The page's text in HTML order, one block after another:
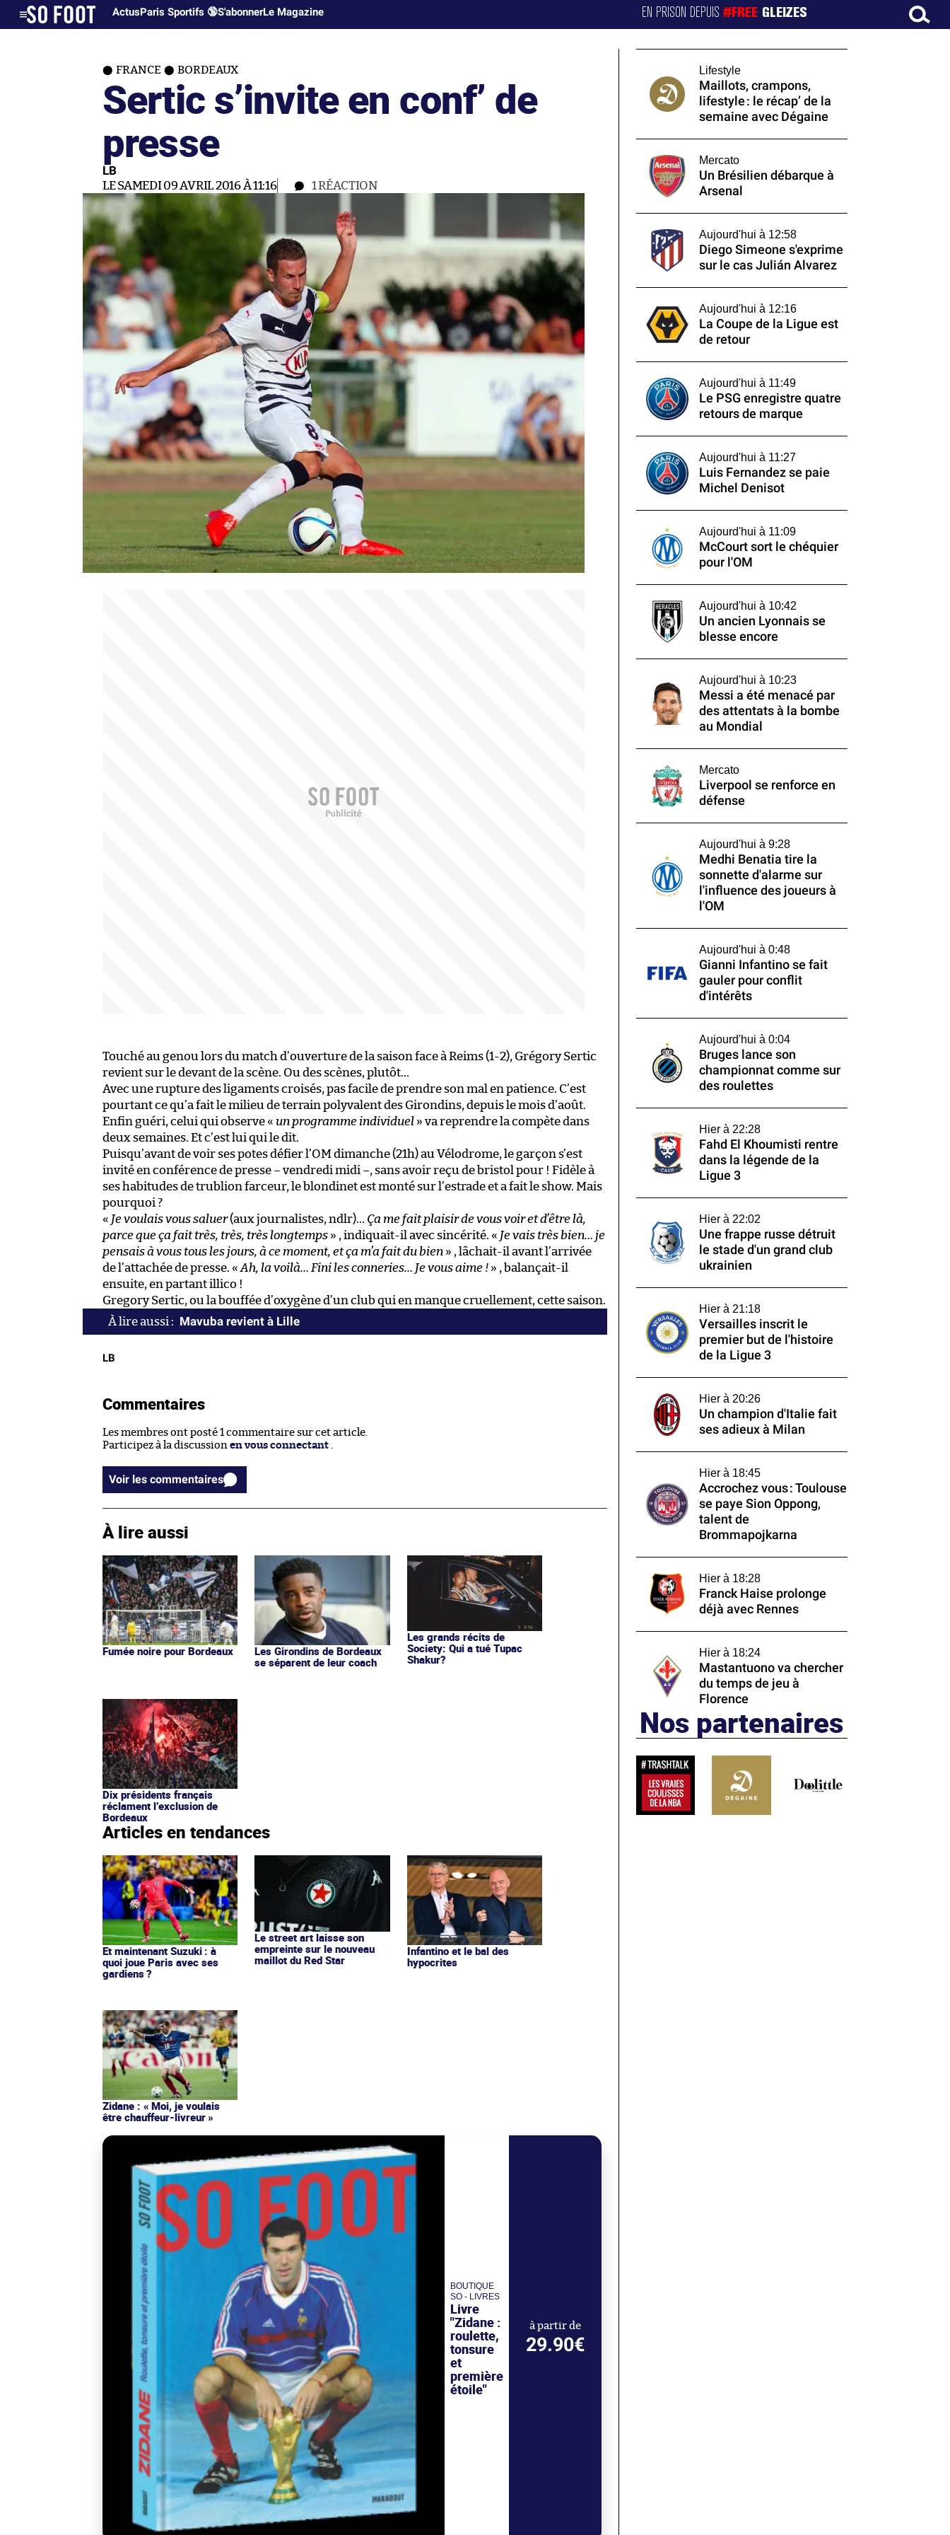
ActusParis Sportifs 🔞S'abonnerLe Magazine EN PRISON DEPUIS#FREE GLEIZES
FRANCE BORDEAUX
Sertic s’invite en conf’ de
presse
LB
LE SAMEDI 09 AVRIL 2016 À 11:16 1RÉACTION
Touché au genou lors du match d’ouverture de la saison face à Reims (1-2), Grégory Sertic
revient sur le devant de la scène. Ou des scènes, plutôt…
Avec une rupture des ligaments croisés, pas facile de prendre son mal en patience. C’est
pourtant ce qu’a fait le milieu de terrain polyvalent des Girondins, depuis le mois d’août.
Enfin guéri, celui qui observe « un programme individuel » va reprendre la compète dans
deux semaines. Et c’est lui qui le dit.
Puisqu’avant de voir ses potes défier l’OM dimanche (21h) au Vélodrome, le garçon s’est
invité en conférence de presse – vendredi midi –, sans avoir reçu de bristol pour ! Fidèle à
ses habitudes de trublion farceur, le blondinet est monté sur l’estrade et a fait le show. Mais
pourquoi ?
« Je voulais vous saluer(aux journalistes, ndlr)… Ça me fait plaisir de vous voir et d’être là,
parce que ça fait très, très, très longtemps » , indiquait-il avec sincérité. « Je vais très bien… je
pensais à vous tous les jours, à ce moment, et ça m’a fait du bien » , lâchait-il avant l’arrivée
de l’attachée de presse. « Ah, la voilà… Fini les conneries… Je vous aime ! » , balançait-il
ensuite, en partant illico !
Gregory Sertic, ou la bouffée d’oxygène d’un club qui en manque cruellement, cette saison.
Mavuba revient à Lille
LB
Commentaires
Les membres ont posté 1 commentaire sur cet article.
Participez à la discussion en vous connectant .
Voir les commentaires
À lire aussi
Fumée noire pour Bordeaux
Les Girondins de Bordeaux
se séparent de leur coach
Les grands récits de
Society: Qui a tué Tupac
Shakur?
Dix présidents français
réclament l’exclusion de
Bordeaux
Articles en tendances
Et maintenant Suzuki : à
quoi joue Paris avec ses
gardiens ?
Le street art laisse son
empreinte sur le nouveau
maillot du Red Star
Infantino et le bal des
hypocrites
Zidane : « Moi, je voulais
être chauffeur-livreur »
BOUTIQUE
SO - LIVRES
Livre
"Zidane :
roulette,
tonsure
et
première
étoile"
à partir de
29.90€
Lifestyle
Maillots, crampons,
lifestyle : le récap’ de la
semaine avec Dégaine
Mercato
Un Brésilien débarque à
Arsenal
Aujourd'hui à 12:58
Diego Simeone s'exprime
sur le cas Julián Alvarez
Aujourd'hui à 12:16
La Coupe de la Ligue est
de retour
Aujourd'hui à 11:49
Le PSG enregistre quatre
retours de marque
Aujourd'hui à 11:27
Luis Fernandez se paie
Michel Denisot
Aujourd'hui à 11:09
McCourt sort le chéquier
pour l'OM
Aujourd'hui à 10:42
Un ancien Lyonnais se
blesse encore
Aujourd'hui à 10:23
Messi a été menacé par
des attentats à la bombe
au Mondial
Mercato
Liverpool se renforce en
défense
Aujourd'hui à 9:28
Medhi Benatia tire la
sonnette d'alarme sur
l'influence des joueurs à
l'OM
Aujourd'hui à 0:48
Gianni Infantino se fait
gauler pour conflit
d'intérêts
Aujourd'hui à 0:04
Bruges lance son
championnat comme sur
des roulettes
Hier à 22:28
Fahd El Khoumisti rentre
dans la légende de la
Ligue 3
Hier à 22:02
Une frappe russe détruit
le stade d'un grand club
ukrainien
Hier à 21:18
Versailles inscrit le
premier but de l'histoire
de la Ligue 3
Hier à 20:26
Un champion d'Italie fait
ses adieux à Milan
Hier à 18:45
Accrochez vous : Toulouse
se paye Sion Oppong,
talent de
Brommapojkarna
Hier à 18:28
Franck Haise prolonge
déjà avec Rennes
Hier à 18:24
Mastantuono va chercher
du temps de jeu à
Florence
Nos partenaires